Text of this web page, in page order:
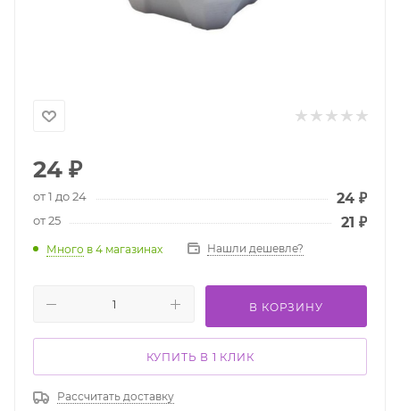
24 ₽
от 1 до 24 24 ₽
от 25 21 ₽
Много в 4 магазинах Нашли дешевле?
В КОРЗИНУ
КУПИТЬ В 1 КЛИК
Рассчитать доставку